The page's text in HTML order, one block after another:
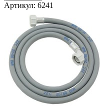
Артикул: 6241